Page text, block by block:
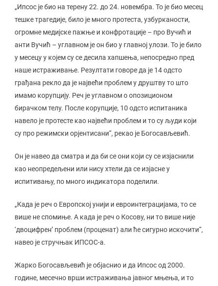
„Ипсос је био на терену 22. до 24. новембра. То је био месец
тешке трагедије, било је много протеста, узбурканости,
огромне медијске пажње и конфротације – про Вучић и
анти Вучић – углавном је он био у главној улози. То је било
у месецу у којем су се десила хапшења, непосредно пред
наше истраживање. Резултати говоре да је 14 одсто
грађана рекло да је највећи проблем у друштву то што
имамо корупцију. Реч је углавном о опозиционом
бирачком телу. После корупције, 10 одсто испитаника
навело је протесте као највећи проблем и то су људи који
су про режимски орјентисани“, рекао је Богосављевић.
Он је навео да сматра и да би се они који су се изјаснили
као неопредељени или нису хтели да се изјасне у
испитивању, по много индикатора поделили.
„Када је реч о Европској унији и евроинтеграцијама, то се
више не спомиње. А када је реч о Косову, ни то више није
‘двоцифрен’ проблем (проценат) али ће сигурно искочити“,
навео је стручњак ИПСОС-а.
Жарко Богосављевић је објаснио и да Ипсос од 2000.
године, месечно врши истраживања јавног мњења, и то